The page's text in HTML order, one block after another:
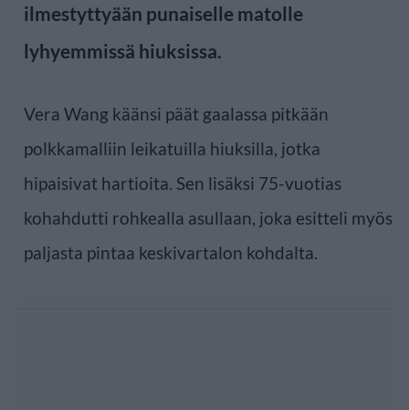
ilmestyttyään punaiselle matolle
lyhyemmissä hiuksissa.
Vera Wang käänsi päät gaalassa pitkään
polkkamalliin leikatuilla hiuksilla, jotka
hipaisivat hartioita. Sen lisäksi 75-vuotias
kohahdutti rohkealla asullaan, joka esitteli myös
paljasta pintaa keskivartalon kohdalta.